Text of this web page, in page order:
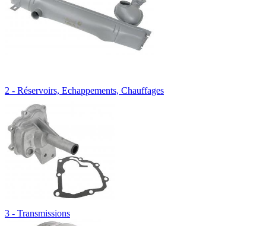
2 - Réservoirs, Echappements, Chauffages
3 - Transmissions